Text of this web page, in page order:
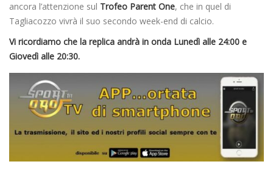
ancora l’attenzione sul Trofeo Parent One, che in quel di
Tagliacozzo vivrà il suo secondo week-end di calcio.
Vi ricordiamo che la replica andrà in onda Lunedì alle 24:00 e
Giovedì alle 20:30.